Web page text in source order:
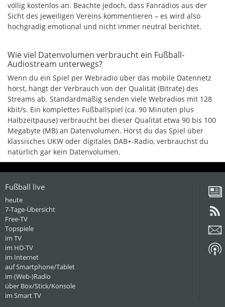
völlig kostenlos an. Beachte jedoch, dass Fanradios aus der
Sicht des jeweiligen Vereins kommentieren – es wird also
hochgradig emotional und nicht immer neutral berichtet.
Wie viel Datenvolumen verbraucht ein Fußball-
Audiostream unterwegs?
Wenn du ein Spiel per Webradio über das mobile Datennetz
hörst, hängt der Verbrauch von der Qualität (Bitrate) des
Streams ab. Standardmäßig senden viele Webradios mit 128
kbit/s. Ein komplettes Fußballspiel (ca. 90 Minuten plus
Halbzeitpause) verbraucht bei dieser Qualität etwa 90 bis 100
Megabyte (MB) an Datenvolumen. Hörst du das Spiel über
klassisches UKW oder digitales DAB+-Radio, verbrauchst du
natürlich gar kein Datenvolumen.
Fußball live
heute
7-Tage-Übersicht
Free-TV
Topspiele
im TV
im HD-TV
im Internet
auf Smartphone/Tablet
im (Web-)Radio
über Box/Stick/Konsole
im Smart TV